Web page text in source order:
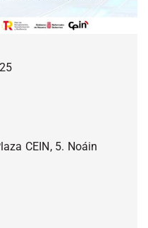
CEIN, 5. Noáin